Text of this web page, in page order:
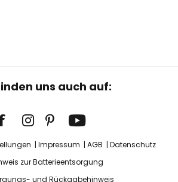
uns auch auf:
Impressum AGB
Datenschutz
zur Batterieentsorgung
und Rückgabehinweis